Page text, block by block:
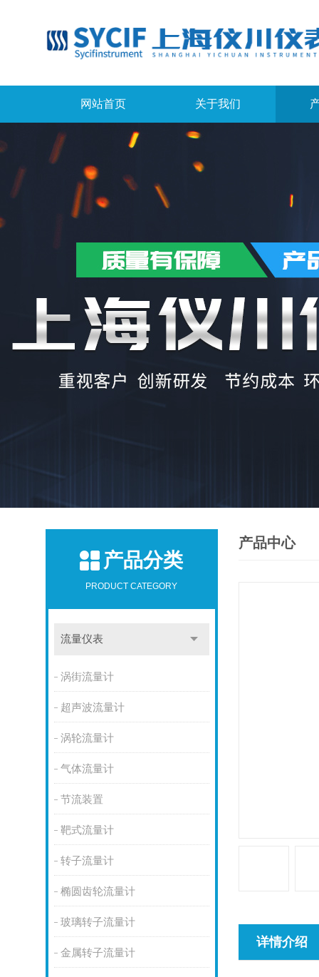
网站首页 关于我们
产品分类
PRODUCT CATEGORY
流量仪表
涡街流量计
超声波流量计
涡轮流量计
气体流量计
节流装置
靶式流量计
转子流量计
椭圆齿轮流量计
玻璃转子流量计
金属转子流量计
产品中心
详情介绍